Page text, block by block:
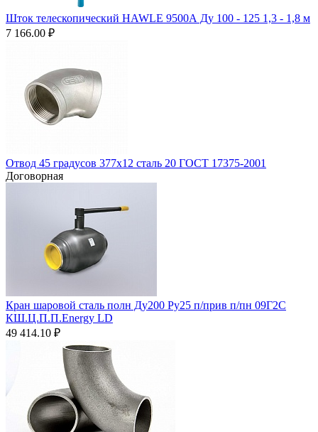
Шток телескопический HAWLE 9500А Ду 100 - 125 1,3 - 1,8 м
7 166.00 ₽
Отвод 45 градусов 377х12 сталь 20 ГОСТ 17375-2001
Договорная
Кран шаровой сталь полн Ду200 Ру25 п/прив п/пн 09Г2С
КШ.Ц.П.П.Energy LD
49 414.10 ₽